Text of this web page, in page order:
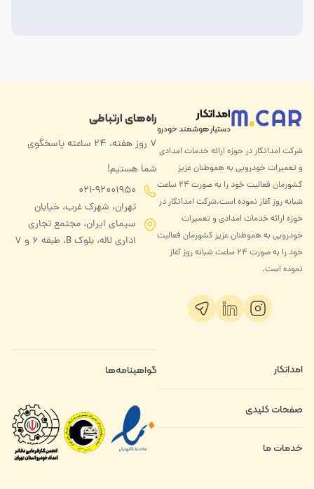
امداتکار
دستیار هوشمند خودرو
شرکت امداتکار در حوزه ارائه خدمات امدادی
و تعمیرات خودرویی به هموطنان عزیز
کشورمان فعالیت خود را به صورت ۲۴ ساعت
شبانه روز آغاز نموده است.شرکت امداتکار در
حوزه ارائه خدمات امدادی و تعمیرات
خودرویی به هموطنان عزیز کشورمان فعالیت
خود را به صورت ۲۴ ساعت شبانه روز آغاز
نموده است.
راه‌های ارتباطی
۷ روز هفته، ۲۴ ساعته پاسخگوی
شما هستیم!
021-92001950
تهران، شهرک غرب، خیابان
سیمای ایران، مجتمع تجاری
اداری لاله، بلوک B، طبقه ۶ و 7
امداتکار
درباره ما
تماس با ما
ثبت‌نام امدادگر
صفحات کلیدی
قوانین و مقررات
خدمات ما
گواهینامه‌ها